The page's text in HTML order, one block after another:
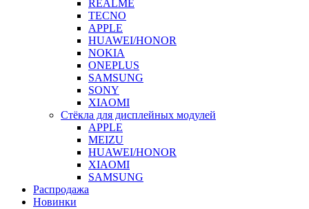
REALME
TECNO
APPLE
HUAWEI/HONOR
NOKIA
ONEPLUS
SAMSUNG
SONY
XIAOMI
Стёкла для дисплейных модулей
APPLE
MEIZU
HUAWEI/HONOR
XIAOMI
SAMSUNG
Распродажа
Новинки